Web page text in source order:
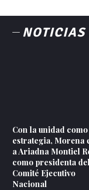
Con la unidad como
estrategia, Morena
a Ariadna Montiel
como presidenta
Comité Ejecutivo
Nacional